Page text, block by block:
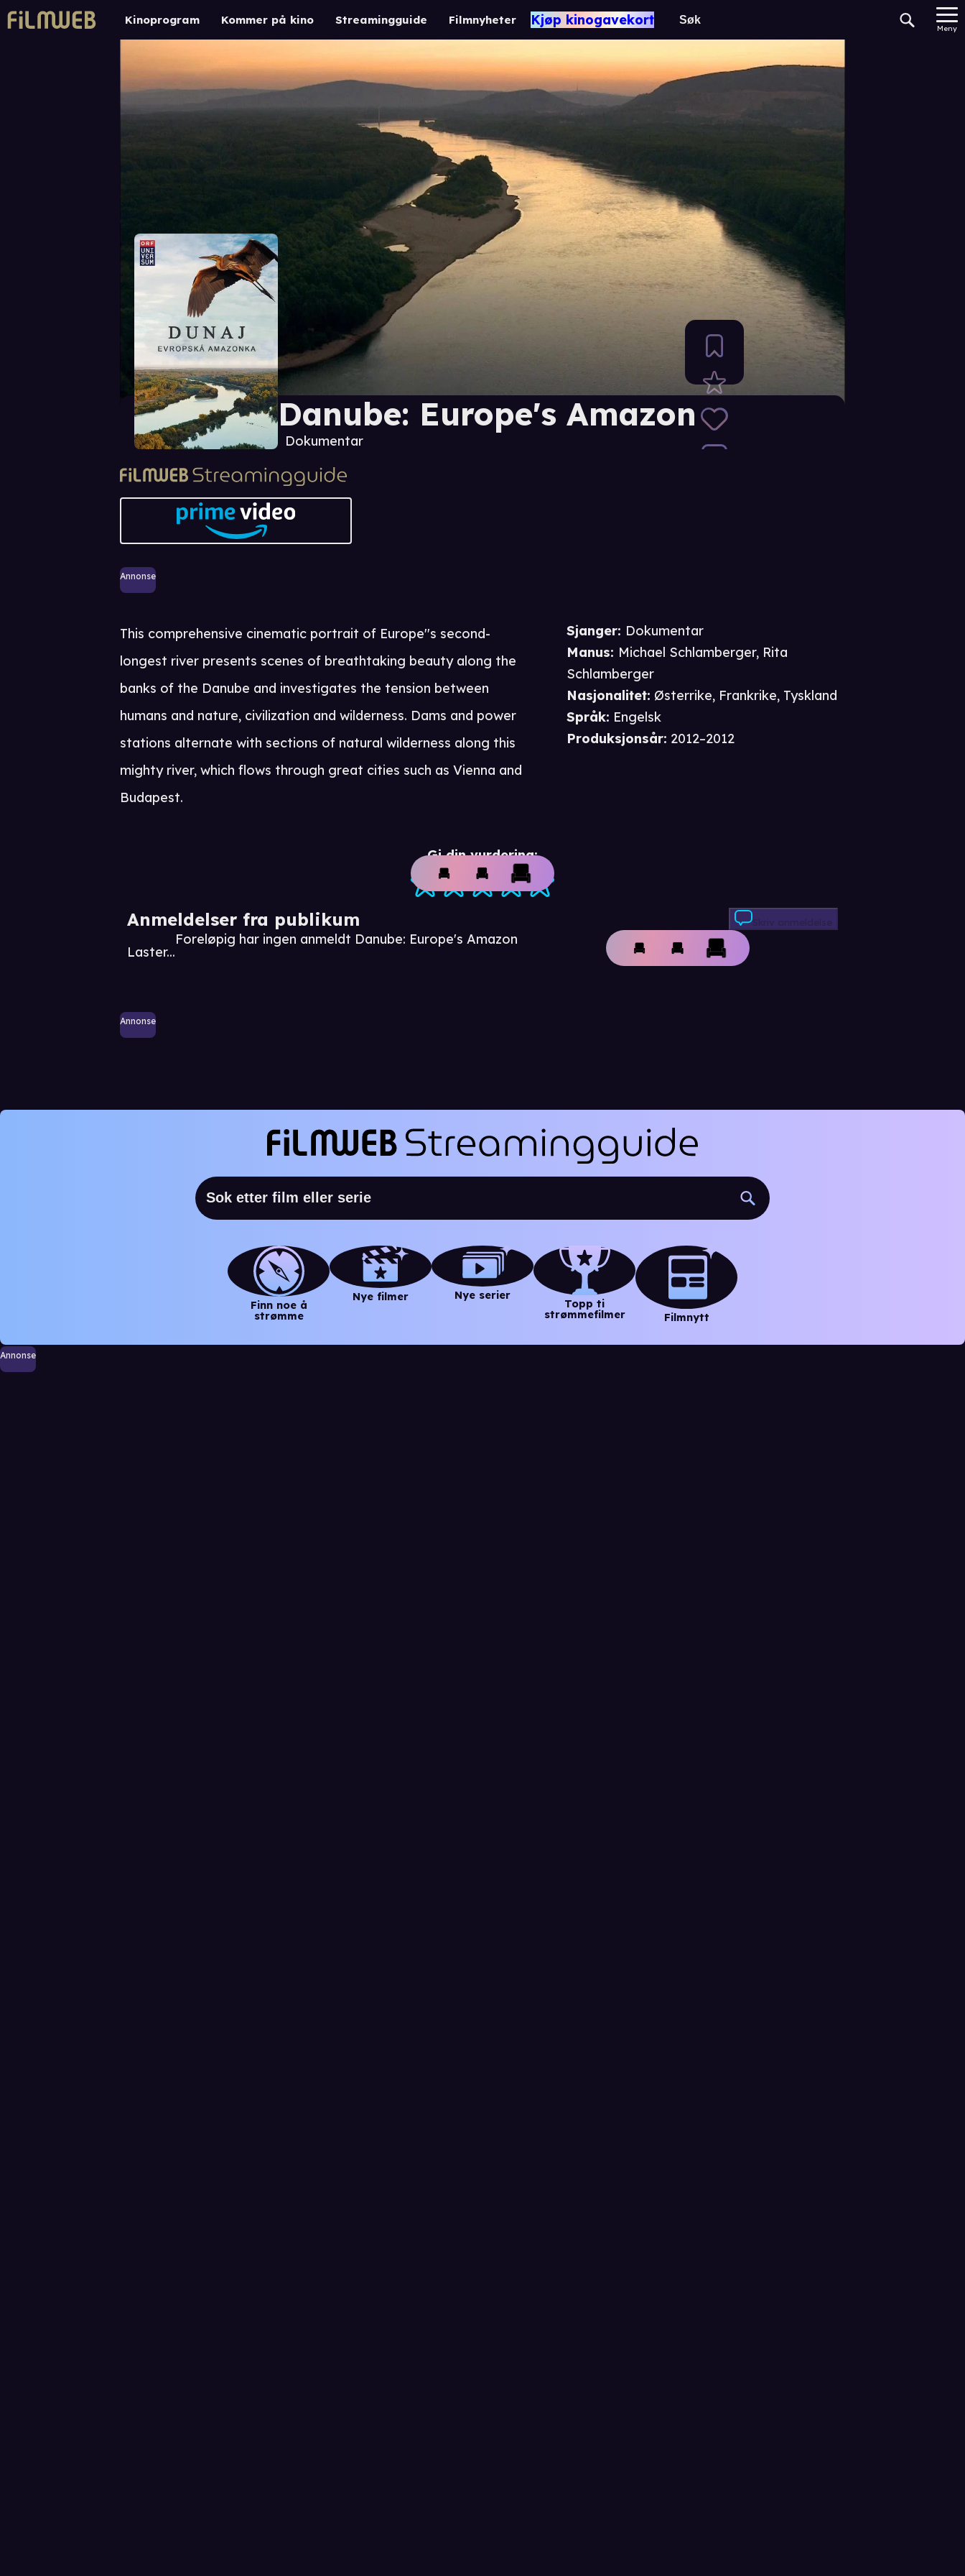
Kinoprogram Kommer på kino Streamingguide Filmnyheter Kjøp kinogavekort
Meny
Danube: Europe's Amazon
Dokumentar
Annonse
Gi din vurdering:
Anmeldelser fra publikum
Laster...
Foreløpig har ingen anmeldt Danube: Europe's Amazon
Skriv anmeldelse
Annonse
Sjanger: Dokumentar
Manus: Michael Schlamberger, Rita
Schlamberger
Nasjonalitet: Østerrike, Frankrike, Tyskland
Språk: Engelsk
Produksjonsår: 2012–2012
This comprehensive cinematic portrait of Europe''s second-
longest river presents scenes of breathtaking beauty along the
banks of the Danube and investigates the tension between
humans and nature, civilization and wilderness. Dams and power
stations alternate with sections of natural wilderness along this
mighty river, which flows through great cities such as Vienna and
Budapest.
Finn noe å
strømme
Nye filmer Nye serier
Topp ti
strømmefilmer
Filmnytt
Annonse